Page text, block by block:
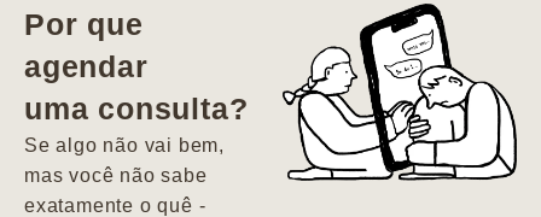
vida. Ela me
encontrou num
estado misto de
depressão e
agitação com
pensamentos
Por que
agendar
uma consulta?
Se algo não vai bem,
mas você não sabe
exatamente o quê -